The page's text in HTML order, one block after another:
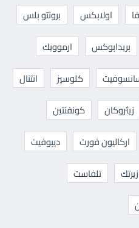
اولابكس
برونتو بلس
بريدابوكس
ارموويك
كلوسيز
انتنال
زيثروكان
كونفنتين
اركاليون فورت
ديبوفيت
زيرتك
تلفاست